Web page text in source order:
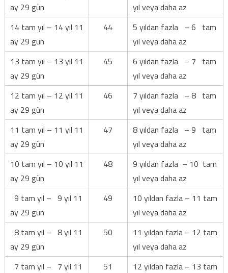
ay 29 gün
yıl veya daha az
14 tam yıl – 14 yıl 11
ay 29 gün
44
5 yıldan fazla – 6 tam
yıl veya daha az
13 tam yıl – 13 yıl 11
ay 29 gün
45
6 yıldan fazla – 7 tam
yıl veya daha az
12 tam yıl – 12 yıl 11
ay 29 gün
46
7 yıldan fazla – 8 tam
yıl veya daha az
11 tam yıl – 11 yıl 11
ay 29 gün
47
8 yıldan fazla – 9 tam
yıl veya daha az
10 tam yıl – 10 yıl 11
ay 29 gün
48
9 yıldan fazla – 10 tam
yıl veya daha az
9 tam yıl – 9 yıl 11
ay 29 gün
49
10 yıldan fazla – 11 tam
yıl veya daha az
8 tam yıl – 8 yıl 11
ay 29 gün
50
11 yıldan fazla – 12 tam
yıl veya daha az
7 tam yıl – 7 yıl 11
51
12 yıldan fazla – 13 tam